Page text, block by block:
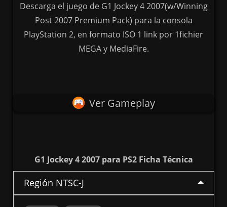
Descarga el juego de G1 Jockey 4 2007(w/Winning
Post 2007 Premium Pack) para la consola
PlayStation 2, en formato ISO 1 link por 1fichier
MEGA y MediaFire.
Ver Gameplay
G1 Jockey 4 2007 para PS2 Ficha Técnica
Región NTSC-J